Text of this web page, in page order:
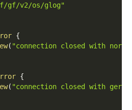
gf/v2/os/glog"
{
( "connection closed with
{
( "connection closed with